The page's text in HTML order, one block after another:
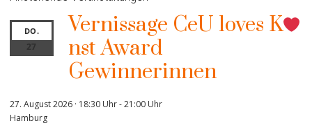
DO.
27
Vernissage CeU loves K
nst Award
Gewinnerinnen
27. August 2026 · 18:30 Uhr-21:00 Uhr
Hamburg